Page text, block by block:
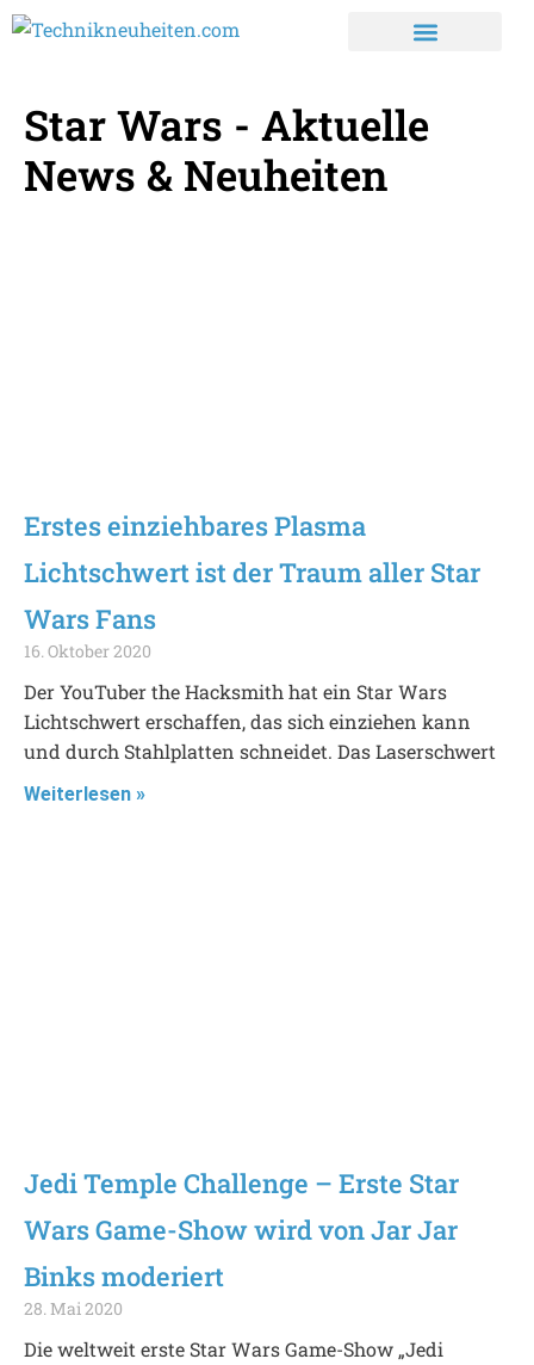
Star Wars - Aktuelle
News & Neuheiten
Erstes einziehbares Plasma
Lichtschwert ist der Traum aller Star
Wars Fans
16. Oktober 2020
Der YouTuber the Hacksmith hat ein Star Wars
Lichtschwert erschaffen, das sich einziehen kann
und durch Stahlplatten schneidet. Das Laserschwert
Weiterlesen »
Jedi Temple Challenge – Erste Star
Wars Game-Show wird von Jar Jar
Binks moderiert
28. Mai 2020
Die weltweit erste Star Wars Game-Show „Jedi